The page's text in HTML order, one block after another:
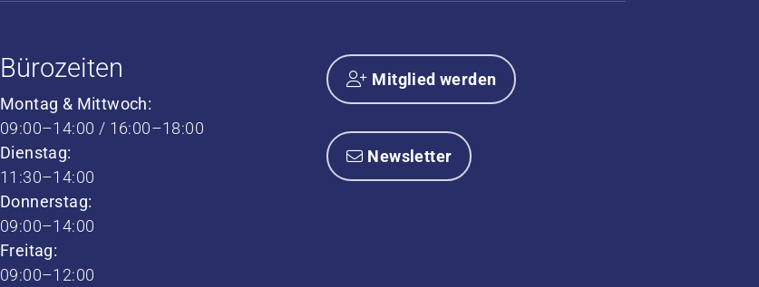
Bürozeiten
Montag & Mittwoch:
09:00–14:00 / 16:00–18:00
Dienstag:
11:30–14:00
Donnerstag:
09:00–14:00
Freitag:
09:00–12:00
Mitglied werden
Newsletter